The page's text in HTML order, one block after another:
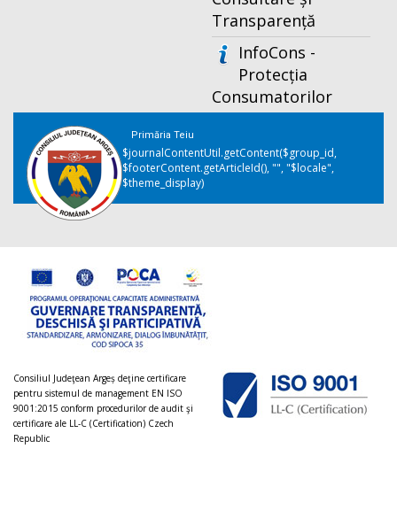
Transparență
InfoCons -
Protecția
Consumatorilor
Primăria Teiu
$journalContentUtil.getContent($group_id,
$footerContent.getArticleId(), "", "$locale",
$theme_display)
Consiliul Judeţean Argeș deţine certificare
pentru sistemul de management EN ISO
9001:2015 conform procedurilor de audit şi
certificare ale LL-C (Certification) Czech
Republic